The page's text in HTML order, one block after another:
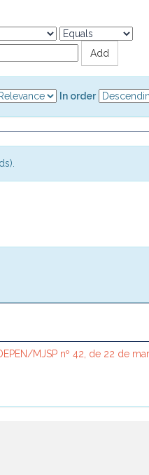
In order
MJSP nº 42, de 22 de